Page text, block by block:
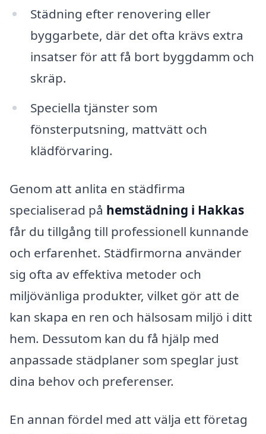
Städning efter renovering eller
byggarbete, där det ofta krävs extra
insatser för att få bort byggdamm och
skräp.
Speciella tjänster som
fönsterputsning, mattvätt och
klädförvaring.
Genom att anlita en städfirma
specialiserad på hemstädning i Hakkas
får du tillgång till professionell kunnande
och erfarenhet. Städfirmorna använder
sig ofta av effektiva metoder och
miljövänliga produkter, vilket gör att de
kan skapa en ren och hälsosam miljö i ditt
hem. Dessutom kan du få hjälp med
anpassade städplaner som speglar just
dina behov och preferenser.
En annan fördel med att välja ett företag